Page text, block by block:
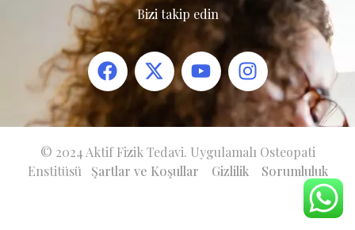
Bizi takip edin
© 2024 Aktif Fizik Tedavi. Uygulamalı Osteopati
Enstitüsü Şartlar ve Koşullar Gizlilik Sorumluluk